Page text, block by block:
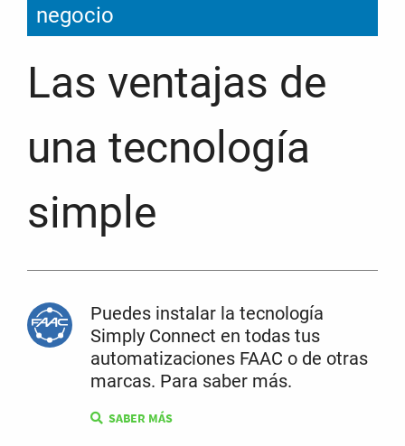
negocio
Las ventajas de
una tecnología
simple
Puedes instalar la tecnología
Simply Connect en todas tus
automatizaciones FAAC o de otras
marcas. Para saber más.
SABER MÁS